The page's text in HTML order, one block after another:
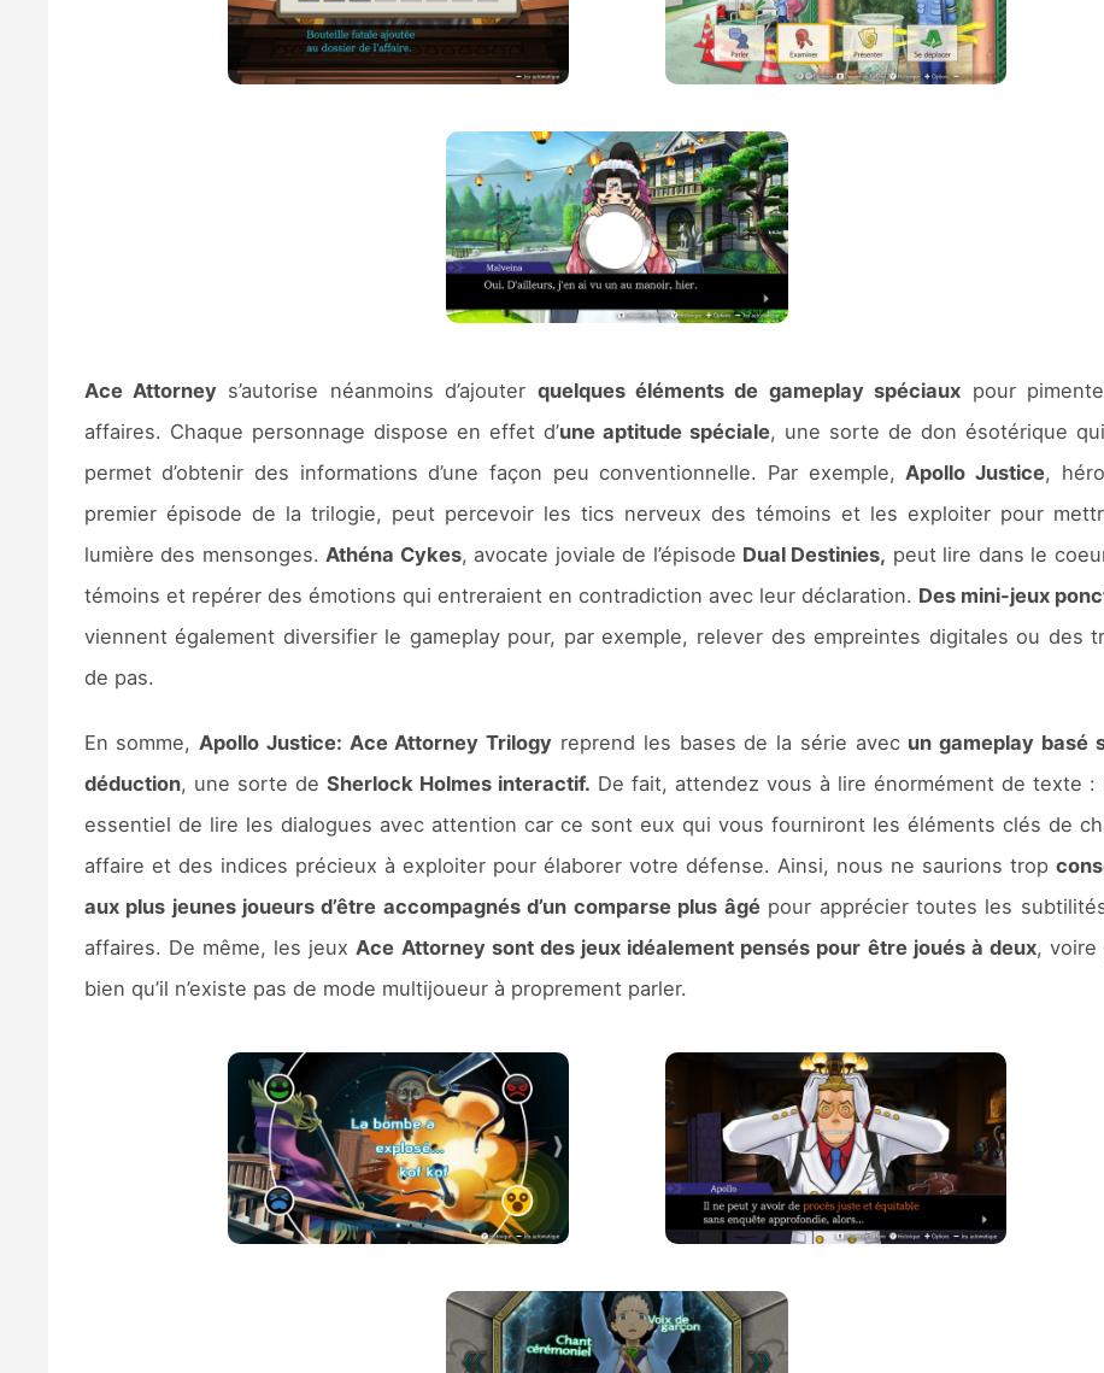
Ace Attorney s’autorise néanmoins d’ajouter quelques éléments de gameplay spéciaux pour
affaires. Chaque personnage dispose en effet d’une aptitude spéciale, une sorte de don ésotérique
permet d’obtenir des informations d’une façon peu conventionnelle. Par exemple,Apollo Justice,
premier épisode de la trilogie, peut percevoir les tics nerveux des témoins et les exploiter pour
lumière des mensonges.Athéna Cykes, avocate joviale de l’épisode Dual Destinies, peut lire dans le
témoins et repérer des émotions qui entreraient en contradiction avec leur déclaration. Des mini-jeux
viennent également diversifier le gameplay pour, par exemple, relever des empreintes digitales ou des
de pas.
En somme,Apollo Justice: Ace Attorney Trilogy reprend les bases de la série avec un gameplay basé
déduction, une sorte de Sherlock Holmes interactif. De fait, attendez vous à lire énormément de texte :
essentiel de lire les dialogues avec attention car ce sont eux qui vous fourniront les éléments clés de
affaire et des indices précieux à exploiter pour élaborer votre défense. Ainsi, nous ne saurions trop
aux plus jeunes joueurs d’être accompagnés d’un comparse plus âgépour apprécier toutes les
affaires. De même, les jeuxAce Attorney sont des jeux idéalement pensés pour être joués à deux, voire
bien qu’il n’existe pas de mode multijoueur à proprement parler.